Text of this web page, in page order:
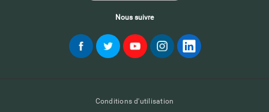
Nous suivre
Conditions d'utilisation